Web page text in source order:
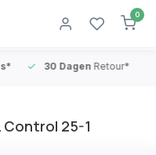
0
30 DagenRetour*
25-1